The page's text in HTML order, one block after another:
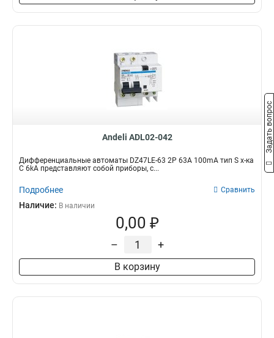
Andeli ADL02-042
Дифференциальные автоматы DZ47LE-63 2P 63A 100mA тип S х-ка
С 6kA представляют собой приборы, с...
Подробнее Сравнить
Наличие: В наличии
0,00 ₽
– +
В корзину
Задать вопрос